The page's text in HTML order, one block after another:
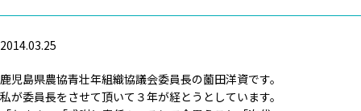
2014.03.25
鹿児島県農協青壮年組織協議会委員長の薗田洋資です。
私が委員長をさせて頂いて３年が経とうとしています。